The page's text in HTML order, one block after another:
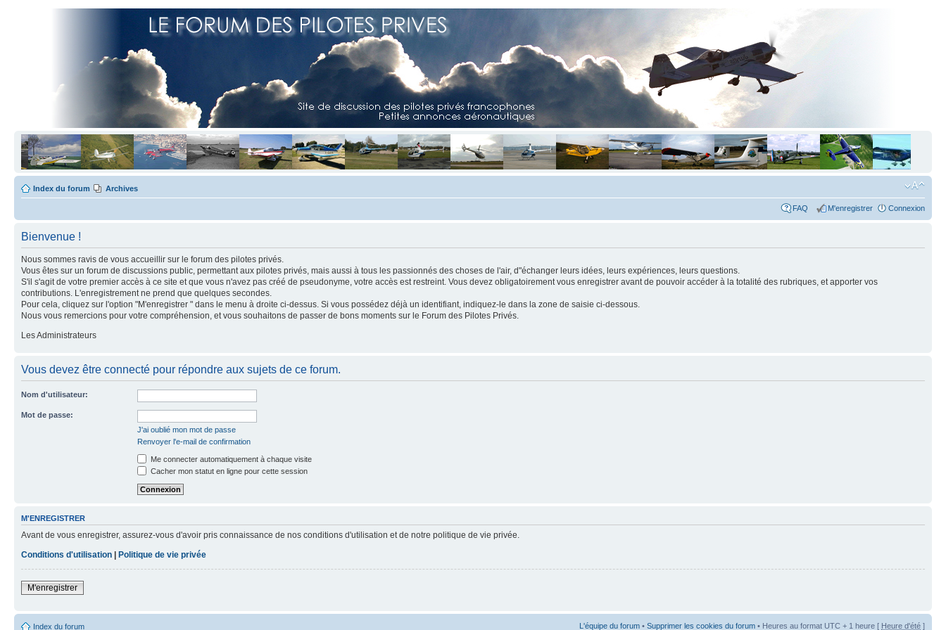
Index du forum Archives
FAQ M'enregistrer Connexion
Bienvenue !
Nous sommes ravis de vous accueillir sur le forum des pilotes privés.
Vous êtes sur un forum de discussions public, permettant aux pilotes privés, mais aussi à tous les passionnés des choses de l'air, d"échanger leurs idées, leurs expériences, leurs questions.
S'il s'agit de votre premier accès à ce site et que vous n'avez pas créé de pseudonyme, votre accès est restreint. Vous devez obligatoirement vous enregistrer avant de pouvoir accéder à la totalité des rubriques, et apporter vos
contributions. L'enregistrement ne prend que quelques secondes.
Pour cela, cliquez sur l'option "M'enregistrer " dans le menu à droite ci-dessus. Si vous possédez déjà un identifiant, indiquez-le dans la zone de saisie ci-dessous.
Nous vous remercions pour votre compréhension, et vous souhaitons de passer de bons moments sur le Forum des Pilotes Privés.
Les Administrateurs
Vous devez être connecté pour répondre aux sujets de ce forum.
Nom d'utilisateur:
Mot de passe:
J'ai oublié mon mot de passe
Renvoyer l'e-mail de confirmation
Me connecter automatiquement à chaque visite
Cacher mon statut en ligne pour cette session
M'ENREGISTRER
Avant de vous enregistrer, assurez-vous d'avoir pris connaissance de nos conditions d'utilisation et de notre politique de vie privée.
Conditions d'utilisation | Politique de vie privée
M'enregistrer
Index du forum L'équipe du forum • Supprimer les cookies du forum • Heures au format UTC + 1 heure [ Heure d'été ]